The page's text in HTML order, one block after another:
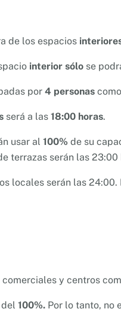
de los espacios
interior sólose
por 4 personas
será a las 18:00 horas.
usar al 100% de su
terrazas serán las 23:00
locales serán las
y centros
100%. Por lo tanto, no